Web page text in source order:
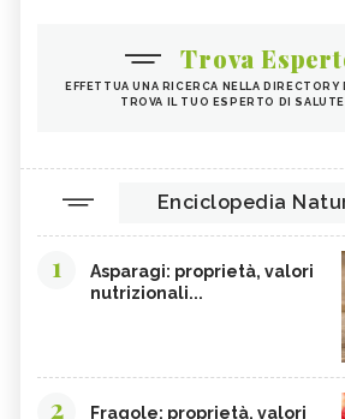
Trova
EFFETTUA UNA RICERCA NELLA DIRECTORY
TROVA IL TUO ESPERTO DI SALUTE
Enciclopedia
1
Asparagi: proprietà, valori
nutrizionali...
2
Fragole: proprietà, valori